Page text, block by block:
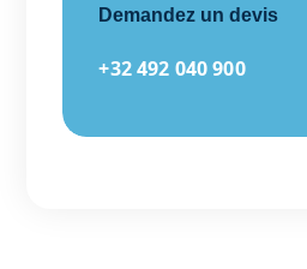
Demandez un devis
+32 492 040 900